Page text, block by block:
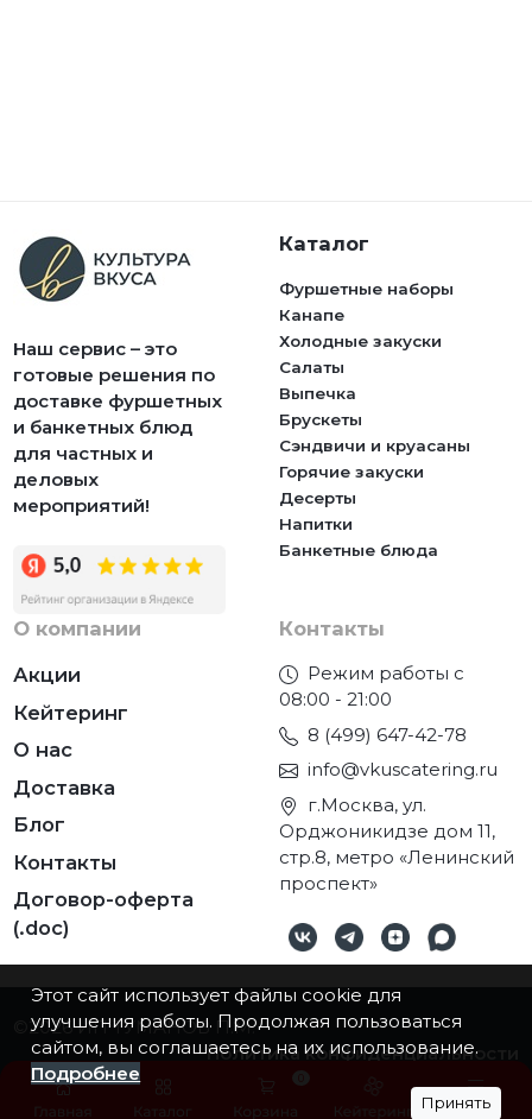
Наш сервис – это
готовые решения по
доставке фуршетных
и банкетных блюд
для частных и
деловых
мероприятий!
Каталог
Фуршетные наборы
Канапе
Холодные закуски
Салаты
Выпечка
Брускеты
Сэндвичи и круасаны
Горячие закуски
Десерты
Напитки
Банкетные блюда
О компании
Акции
Кейтеринг
О нас
Доставка
Блог
Контакты
Договор-оферта
(.doc)
Контакты
Режим работы с
08:00 - 21:00
8 (499) 647-42-78
info@vkuscatering.ru
г.Москва, ул.
Орджоникидзе дом 11,
стр.8, метро «Ленинский
проспект»
©2026ИП ТУМАНОВ П.М.
Политика конфиденциальности
Этот сайт использует файлы cookie для
улучшения работы. Продолжая пользоваться
сайтом, вы соглашаетесь на их использование.
Подробнее
Принять